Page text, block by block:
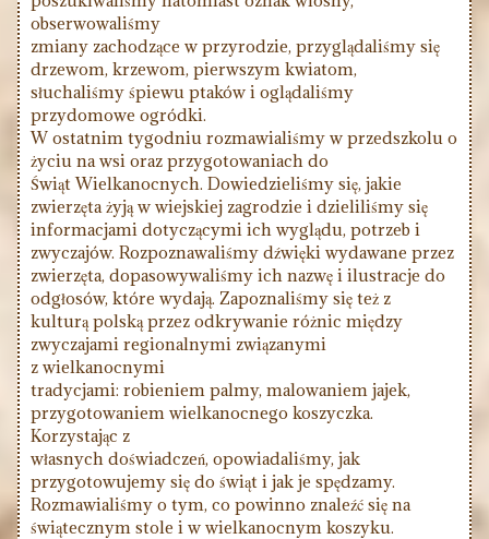
obserwowaliśmy
zmiany zachodzące w przyrodzie, przyglądaliśmy się
drzewom, krzewom, pierwszym kwiatom,
słuchaliśmy śpiewu ptaków i oglądaliśmy
przydomowe ogródki.
W ostatnim tygodniu rozmawialiśmy w przedszkolu o
życiu na wsi oraz przygotowaniach do
Świąt Wielkanocnych. Dowiedzieliśmy się, jakie
zwierzęta żyją w wiejskiej zagrodzie i dzieliliśmy się
informacjami dotyczącymi ich wyglądu, potrzeb i
zwyczajów. Rozpoznawaliśmy dźwięki wydawane przez
zwierzęta, dopasowywaliśmy ich nazwę i ilustracje do
odgłosów, które wydają. Zapoznaliśmy się też z
kulturą polską przez odkrywanie różnic między
zwyczajami regionalnymi związanymi
z wielkanocnymi
tradycjami: robieniem palmy, malowaniem jajek,
przygotowaniem wielkanocnego koszyczka.
Korzystając z
własnych doświadczeń, opowiadaliśmy, jak
przygotowujemy się do świąt i jak je spędzamy.
Rozmawialiśmy o tym, co powinno znaleźć się na
świątecznym stole i w wielkanocnym koszyku.